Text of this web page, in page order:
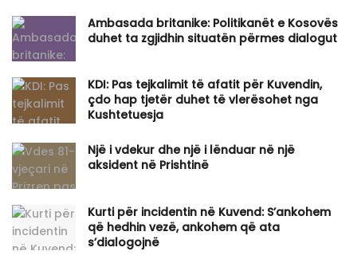
Ambasada britanike: Politikanët e Kosovës
duhet ta zgjidhin situatën përmes dialogut
KDI: Pas tejkalimit të afatit për Kuvendin,
çdo hap tjetër duhet të vlerësohet nga
Kushtetuesja
Një i vdekur dhe një i lënduar në një
aksident në Prishtinë
Kurti për incidentin në Kuvend: S’ankohem
që hedhin vezë, ankohem që ata
s’dialogojnë